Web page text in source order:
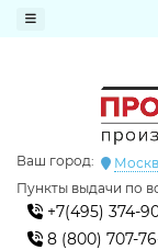
Ваш город:
Пункты выдачи по
+7(495) 374-
8 (800) 707-